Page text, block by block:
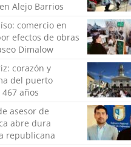
Alejo Barrios
comercio en
efectos de obras
Dimalow
corazón y
del puerto
años
asesor de
abre dura
republicana